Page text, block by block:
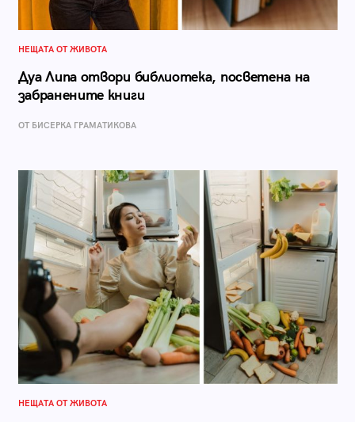
НЕЩАТА ОТ ЖИВОТА
Дуа Липа отвори библиотека, посветена на
забранените книги
ОТ БИСЕРКА ГРАМАТИКОВА
НЕЩАТА ОТ ЖИВОТА